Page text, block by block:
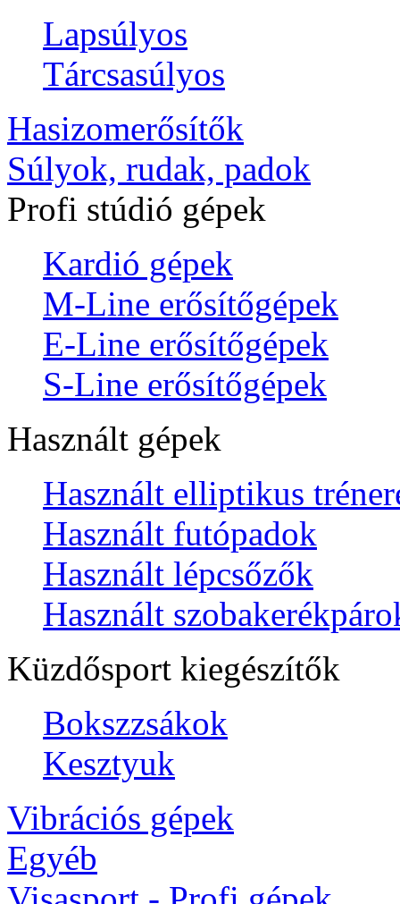
Lapsúlyos
Tárcsasúlyos
Hasizomerősítők
Súlyok, rudak, padok
Profi stúdió gépek
Kardió gépek
M-Line erősítőgépek
E-Line erősítőgépek
S-Line erősítőgépek
Használt gépek
Használt elliptikus
Használt futópadok
Használt lépcsőzők
Használt
Küzdősport kiegészítők
Bokszzsákok
Kesztyuk
Vibrációs gépek
Egyéb